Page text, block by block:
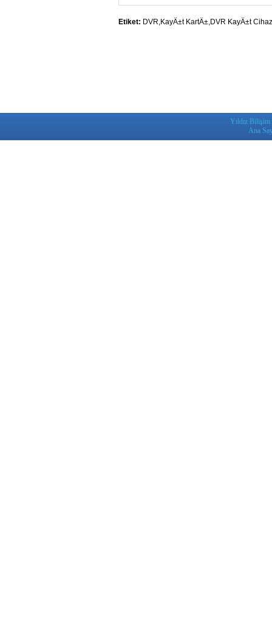
Etiket: DVR,KayÄ±t KartÄ±,DVR KayÄ±t
Yıldız Bilişim
Ana